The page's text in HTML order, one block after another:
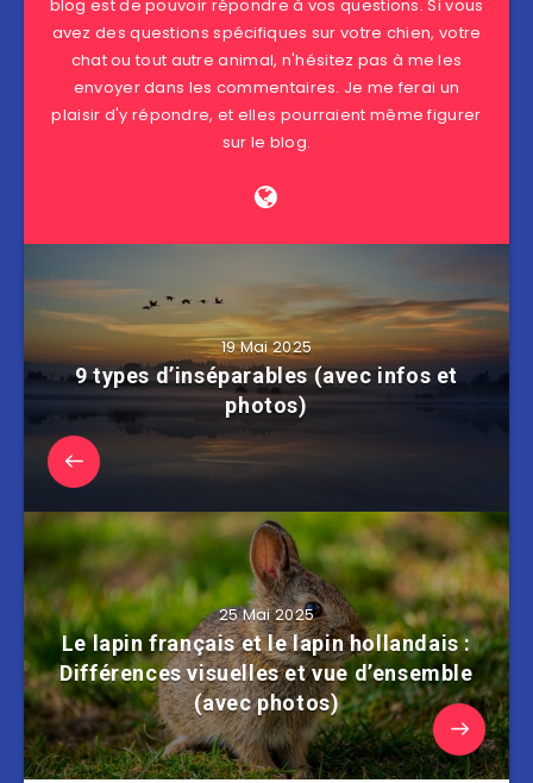
blog est de pouvoir répondre à vos questions. Si vous
avez des questions spécifiques sur votre chien, votre
chat ou tout autre animal, n'hésitez pas à me les
envoyer dans les commentaires. Je me ferai un
plaisir d'y répondre, et elles pourraient même figurer
sur le blog.
19 Mai 2025
9 types d’inséparables (avec infos et
photos)
25 Mai 2025
Le lapin français et le lapin hollandais :
Différences visuelles et vue d’ensemble
(avec photos)